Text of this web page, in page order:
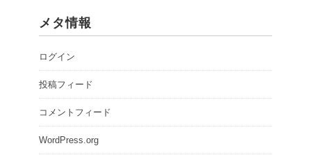
メタ情報
ログイン
投稿フィード
コメントフィード
WordPress.org